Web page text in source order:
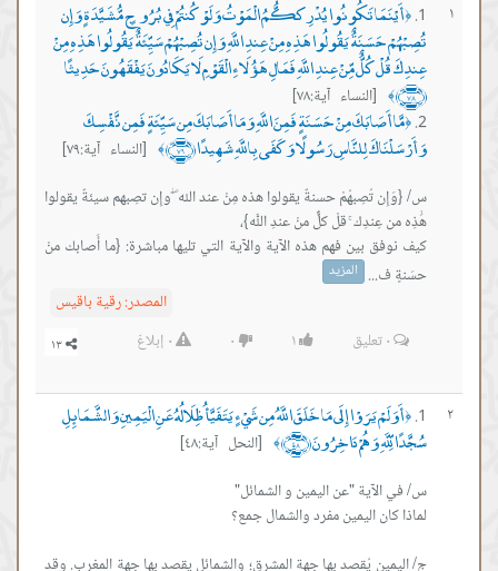
١ ﴿أَيْنَمَا تَكُونُوا يُدْرِككُّمُ الْمَوْتُ وَلَوْ كُنتُمْ فِي بُرُوجٍ مُّشَيَّدَةٍ وَإِن
تُصِبْهُمْ حَسَنَةٌ يَقُولُوا هَذِهِ مِنْ عِندِ اللَّهِ وَإِن تُصِبْهُمْ سَيِّئَةٌ يَقُولُوا هَذِهِ مِنْ
عِندِكَ قُلْ كُلٌّ مِّنْ عِندِ اللَّهِ فَمَالِ هَؤُلَاءِ الْقَوْمِ لَا يَكَادُونَ يَفْقَهُونَ حَدِيثًا
﴿٧٨﴾ ﴾ [النساء آية:٧٨]
﴿مَّا أَصَابَكَ مِنْ حَسَنَةٍ فَمِنَ اللَّهِ وَمَا أَصَابَكَ مِن سَيِّئَةٍ فَمِن نَّفْسِكَ
وَأَرْسَلْنَاكَ لِلنَّاسِ رَسُولًا وَكَفَى بِاللَّهِ شَهِيدًا ﴿٧٩﴾ ﴾
[النساء آية:٧٩]
س/ {وَإِن تُصِبهُمْ حسنةٌ يقولوا هذه مِنْ عند الله ۖ وإِن تصِبهم سيئةٌ يقولوا
كيف نوفق بين فهم هذه الآية والآية التي تليها مباشرة: {ما أَصابك منْ
حسَنةٍ ف... المزيد
المصدر:رقية باقيس
٠تعليق ١ ٠ ٠ إبلاغ
٢ ﴿أَوَلَمْ يَرَوْا إِلَى مَا خَلَقَ اللَّهُ مِن شَيْءٍ يَتَفَيَّأُ ظِلَالُهُ عَنِ الْيَمِينِ وَالشَّمَائِلِ
سُجَّدًا لِّلَّهِ وَهُمْ دَاخِرُونَ ﴿٤٨﴾ ﴾
[النحل آية:٤٨]
ج/ اليمين يُقصد بها جهة المشرق؛ والشمائل يقصد بها جهة المغرب. وقد